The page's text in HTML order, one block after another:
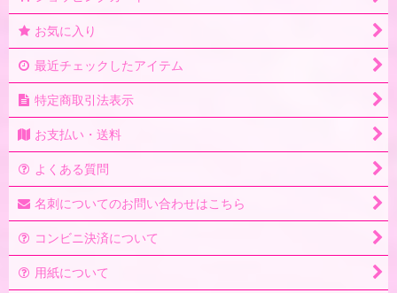
お気に入り
最近チェックしたアイテム
特定商取引法表示
お支払い・送料
よくある質問
名刺についてのお問い合わせはこちら
コンビニ決済について
用紙について